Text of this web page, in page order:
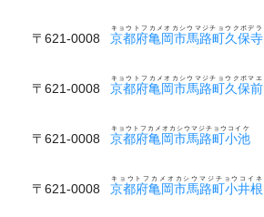
〒621-0008 京都府亀岡市馬路町久保寺
キョウトフカメオカシウマジチョウクボデラ
〒621-0008 京都府亀岡市馬路町久保前
キョウトフカメオカシウマジチョウクボマエ
〒621-0008 京都府亀岡市馬路町小池
キョウトフカメオカシウマジチョウコイケ
〒621-0008 京都府亀岡市馬路町小井根
キョウトフカメオカシウマジチョウコイネ